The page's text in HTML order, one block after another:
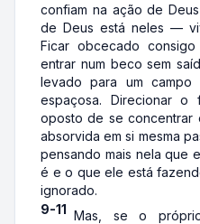
confiam na ação de
de Deus está neles —
Ficar obcecado
entrar num beco sem
levado para um campo
espaçosa. Direcionar
oposto de se concentrar
absorvida em si mesma
pensando mais nela que
é e o que ele está
ignorado.
9-11 Mas, se o